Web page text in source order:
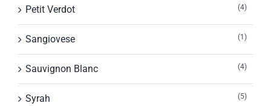
Petit Verdot (4)
Sangiovese (1)
Sauvignon Blanc (4)
Syrah (5)